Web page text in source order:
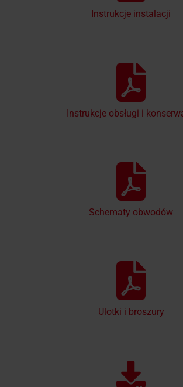
Instrukcje instalacji
Instrukcje obsługi i
Schematy obwodów
Ulotki i broszury